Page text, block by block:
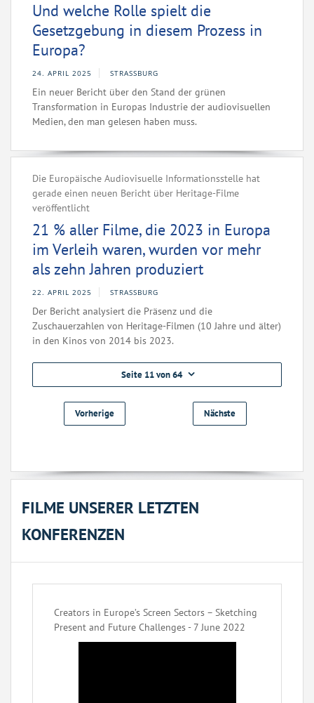
Und welche Rolle spielt die
Gesetzgebung in diesem Prozess in
Europa?
24. APRIL 2025 STRASSBURG
Ein neuer Bericht über den Stand der grünen
Transformation in Europas Industrie der audiovisuellen
Medien, den man gelesen haben muss.
Die Europäische Audiovisuelle Informationsstelle hat
gerade einen neuen Bericht über Heritage-Filme
veröffentlicht
21 % aller Filme, die 2023 in Europa
im Verleih waren, wurden vor mehr
als zehn Jahren produziert
22. APRIL 2025 STRASSBURG
Der Bericht analysiert die Präsenz und die
Zuschauerzahlen von Heritage-Filmen (10 Jahre und älter)
in den Kinos von 2014 bis 2023.
Seite 11 von 64
Vorherige Nächste
FILME UNSERER LETZTEN
KONFERENZEN
Creators in Europe’s Screen Sectors – Sketching
Present and Future Challenges - 7 June 2022